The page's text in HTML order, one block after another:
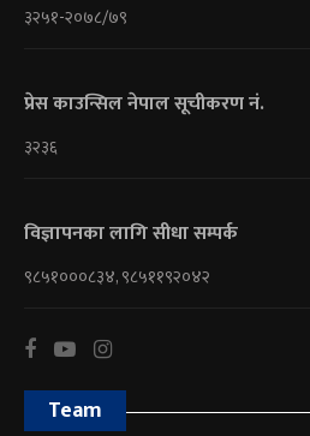
३२५१-२०७८/७९
प्रेस काउन्सिल नेपाल सूचीकरण नं.
३२३६
विज्ञापनका लागि सीधा सम्पर्क
९८५१०००८३४, ९८५११९२०४२
Team